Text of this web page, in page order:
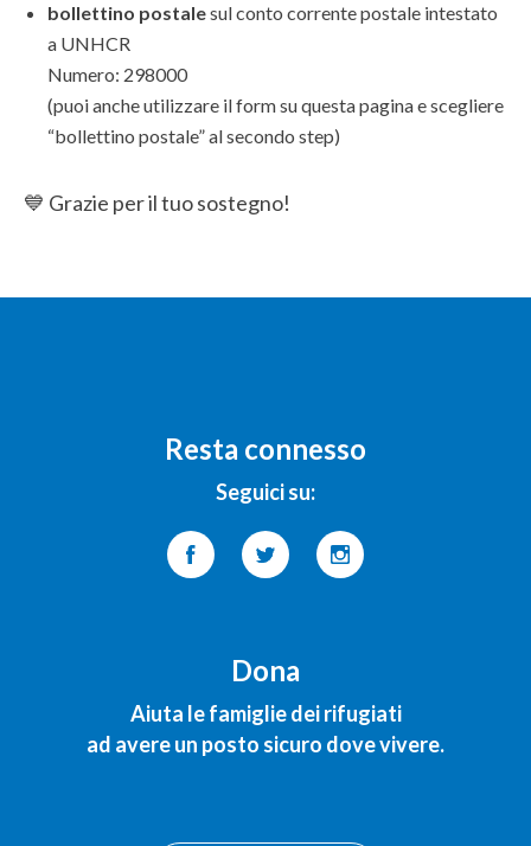
bollettino postalesul conto corrente postale intestato
a UNHCR
Numero: 298000
(puoi anche utilizzare il form su questa pagina e scegliere
“bollettino postale” al secondo step)
💙 Grazie per il tuo sostegno!
Resta connesso
Seguici su:
Dona
Aiuta le famiglie dei rifugiati
ad avere un posto sicuro dove vivere.